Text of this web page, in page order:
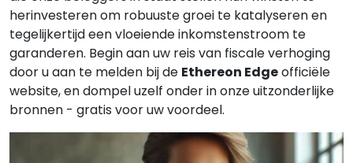
herinvesteren om robuuste groei te katalyseren en
tegelijkertijd een vloeiende inkomstenstroom te
garanderen. Begin aan uw reis van fiscale verhoging
door u aan te melden bij de Ethereon Edgeofficiële
website, en dompel uzelf onder in onze uitzonderlijke
bronnen - gratis voor uw voordeel.